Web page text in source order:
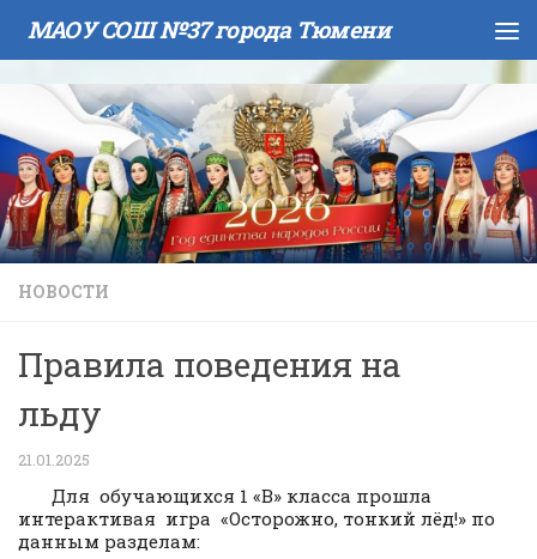
Skip to content
МАОУ СОШ №37 города Тюмени
НОВОСТИ
Правила поведения на
льду
21.01.2025
Для обучающихся 1 «В» класса прошла
интерактивая игра «Осторожно, тонкий лёд!» по
данным разделам: